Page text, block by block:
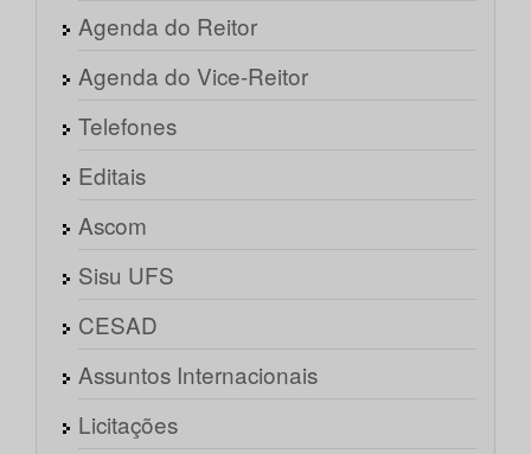
Agenda do Reitor
Agenda do Vice-Reitor
Telefones
Editais
Ascom
Sisu UFS
CESAD
Assuntos Internacionais
Licitações